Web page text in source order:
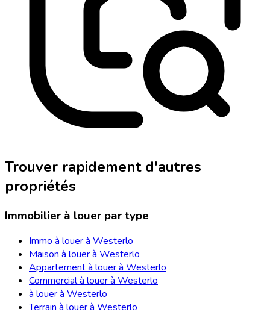
Trouver rapidement d'autres
propriétés
Immobilier à louer par type
Immo à louer à Westerlo
Maison à louer à Westerlo
Appartement à louer à Westerlo
Commercial à louer à Westerlo
à louer à Westerlo
Terrain à louer à Westerlo